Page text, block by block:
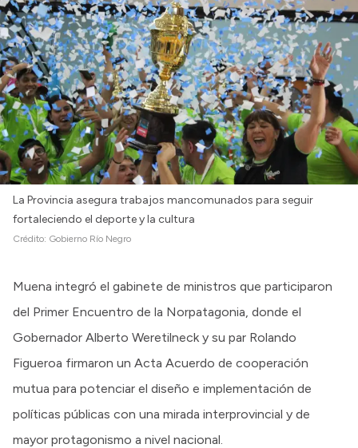
La Provincia asegura trabajos mancomunados para seguir
fortaleciendo el deporte y la cultura
Crédito: Gobierno Río Negro
Muena integró el gabinete de ministros que participaron
del Primer Encuentro de la Norpatagonia, donde el
Gobernador Alberto Weretilneck y su par Rolando
Figueroa firmaron un Acta Acuerdo de cooperación
mutua para potenciar el diseño e implementación de
políticas públicas con una mirada interprovincial y de
mayor protagonismo a nivel nacional.